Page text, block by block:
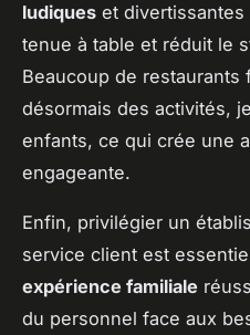
ludiques et
tenue à table et réduit le
Beaucoup de restaurants
désormais des activités,
enfants, ce qui crée une
engageante.
Enfin, privilégier un
service client est
expérience familiale
du personnel face aux